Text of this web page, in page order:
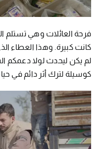
فرحة العائلات وهي تستلم
كانت كبيرة. وهذا العطاء
لم يكن ليحدث لولا دعمكم
كوسيلة لترك أثر دائم في